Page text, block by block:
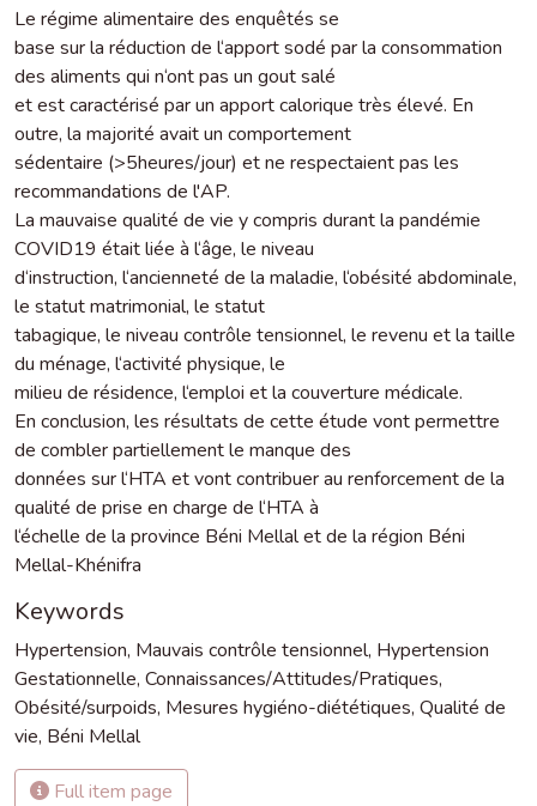
Le régime alimentaire des enquêtés se
base sur la réduction de l‘apport sodé par la consommation
des aliments qui n‘ont pas un gout salé
et est caractérisé par un apport calorique très élevé. En
outre, la majorité avait un comportement
sédentaire (>5heures/jour) et ne respectaient pas les
recommandations de l'AP.
La mauvaise qualité de vie y compris durant la pandémie
COVID19 était liée à l‘âge, le niveau
d‘instruction, l‘ancienneté de la maladie, l‘obésité abdominale,
le statut matrimonial, le statut
tabagique, le niveau contrôle tensionnel, le revenu et la taille
du ménage, l‘activité physique, le
milieu de résidence, l‘emploi et la couverture médicale.
En conclusion, les résultats de cette étude vont permettre
de combler partiellement le manque des
données sur l‘HTA et vont contribuer au renforcement de la
qualité de prise en charge de l‘HTA à
l‘échelle de la province Béni Mellal et de la région Béni
Mellal-Khénifra
Keywords
Hypertension, Mauvais contrôle tensionnel, Hypertension
Gestationnelle, Connaissances/Attitudes/Pratiques,
Obésité/surpoids, Mesures hygiéno-diététiques, Qualité de
vie, Béni Mellal
Full item page